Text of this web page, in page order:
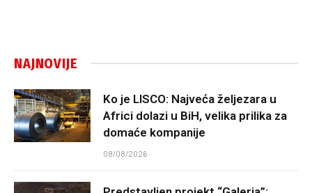
NAJNOVIJE
Ko je LISCO: Najveća željezara u
Africi dolazi u BiH, velika prilika za
domaće kompanije
08/08/2026